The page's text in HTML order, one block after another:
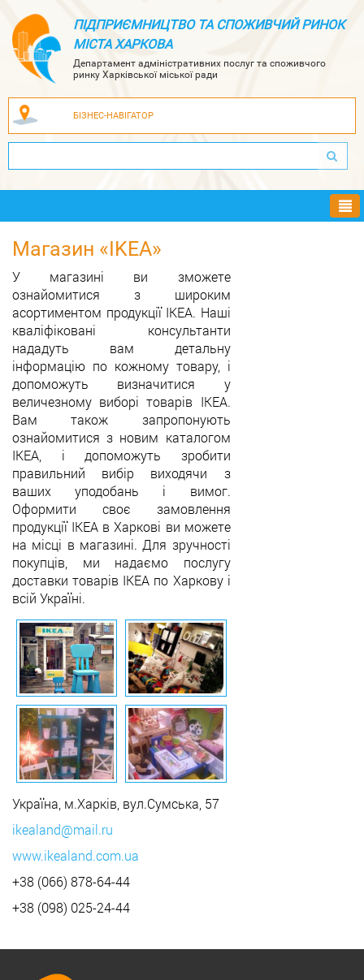
ПІДПРИЄМНИЦТВО ТА СПОЖИВЧИЙ РИНОК
МІСТА ХАРКОВА
Департамент адміністративних послуг та споживчого
ринку Харківської міської ради
БІЗНЕС-НАВІГАТОР
Магазин «IKEA»
У магазині ви зможете
ознайомитися з широким
асортиментом продукції IKEA. Наші
кваліфіковані консультанти
нададуть вам детальну
інформацію по кожному товару, і
допоможуть визначитися у
величезному виборі товарів IKEA.
Вам також запропонують
ознайомитися з новим каталогом
IKEA, і допоможуть зробити
правильний вибір виходячи з
ваших уподобань і вимог.
Оформити своє замовлення
продукції IKEA в Харкові ви можете
на місці в магазині. Для зручності
покупців, ми надаємо послугу
доставки товарів IKEA по Харкову і
всій Україні.
Україна, м.Харків, вул.Сумська, 57
ikealand@mail.ru
www.ikealand.com.ua
+38 (066) 878-64-44
+38 (098) 025-24-44